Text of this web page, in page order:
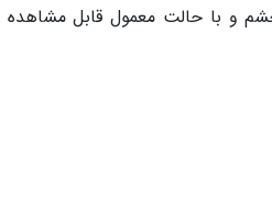
و با حالت معمول قابل